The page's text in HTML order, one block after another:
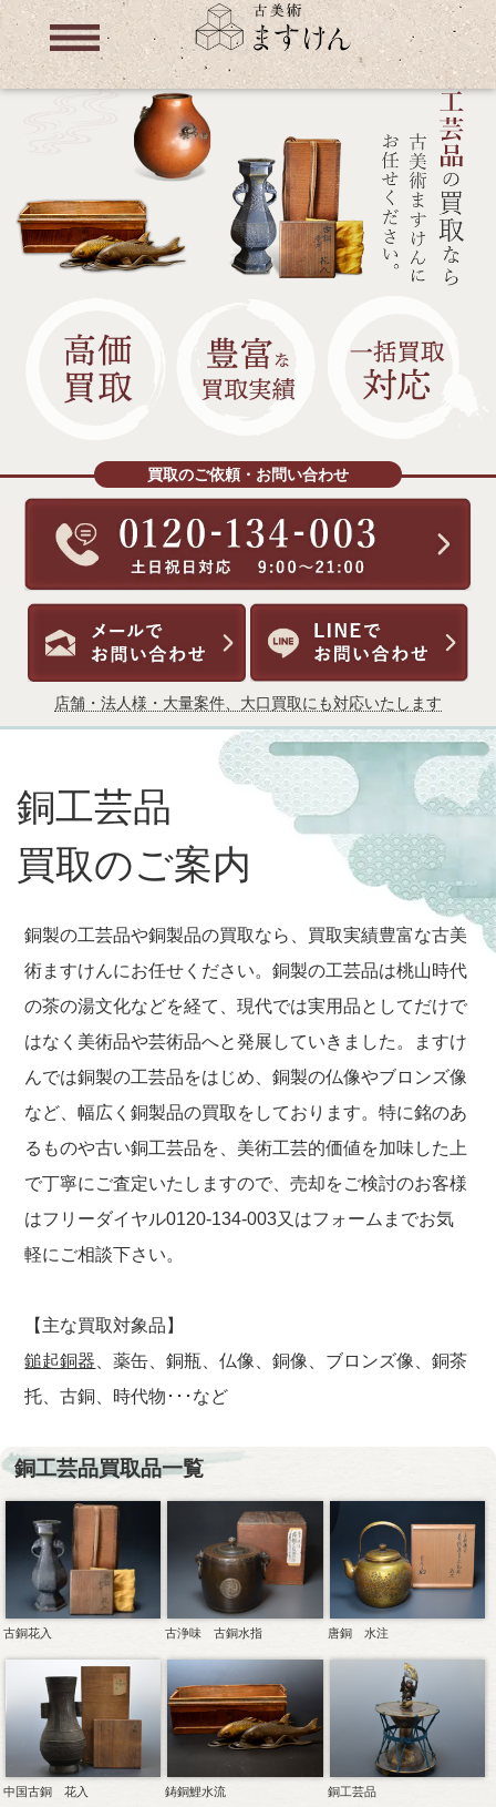
買取のご依頼・お問い合わせ
店舗・法人様・大量案件、大口買取にも対応いたします
銅工芸品
買取のご案内
銅製の工芸品や銅製品の買取なら、買取実績豊富な古美
術ますけんにお任せください。銅製の工芸品は桃山時代
の茶の湯文化などを経て、現代では実用品としてだけで
はなく美術品や芸術品へと発展していきました。ますけ
んでは銅製の工芸品をはじめ、銅製の仏像やブロンズ像
など、幅広く銅製品の買取をしております。特に銘のあ
るものや古い銅工芸品を、美術工芸的価値を加味した上
で丁寧にご査定いたしますので、売却をご検討のお客様
はフリーダイヤル0120-134-003又はフォームまでお気
軽にご相談下さい。
【主な買取対象品】
鎚起銅器 、薬缶、銅瓶、仏像、銅像、ブロンズ像、銅茶
托、古銅、時代物･･･など
銅工芸品買取品一覧
古銅花入 古浄味 古銅水指 唐銅 水注
中国古銅 花入 鋳銅鯉水流 銅工芸品